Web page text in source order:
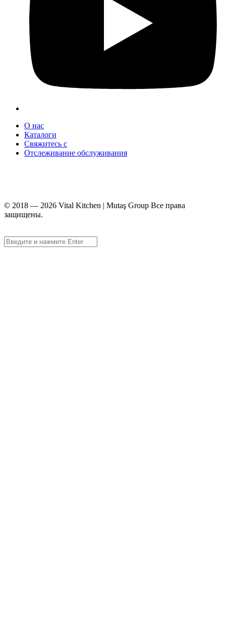
О нас
Каталоги
Свяжитесь с
Отслеживание обслуживания
© 2018 — 2026 Vital Kitchen | Mutaş Group Все права
защищены.